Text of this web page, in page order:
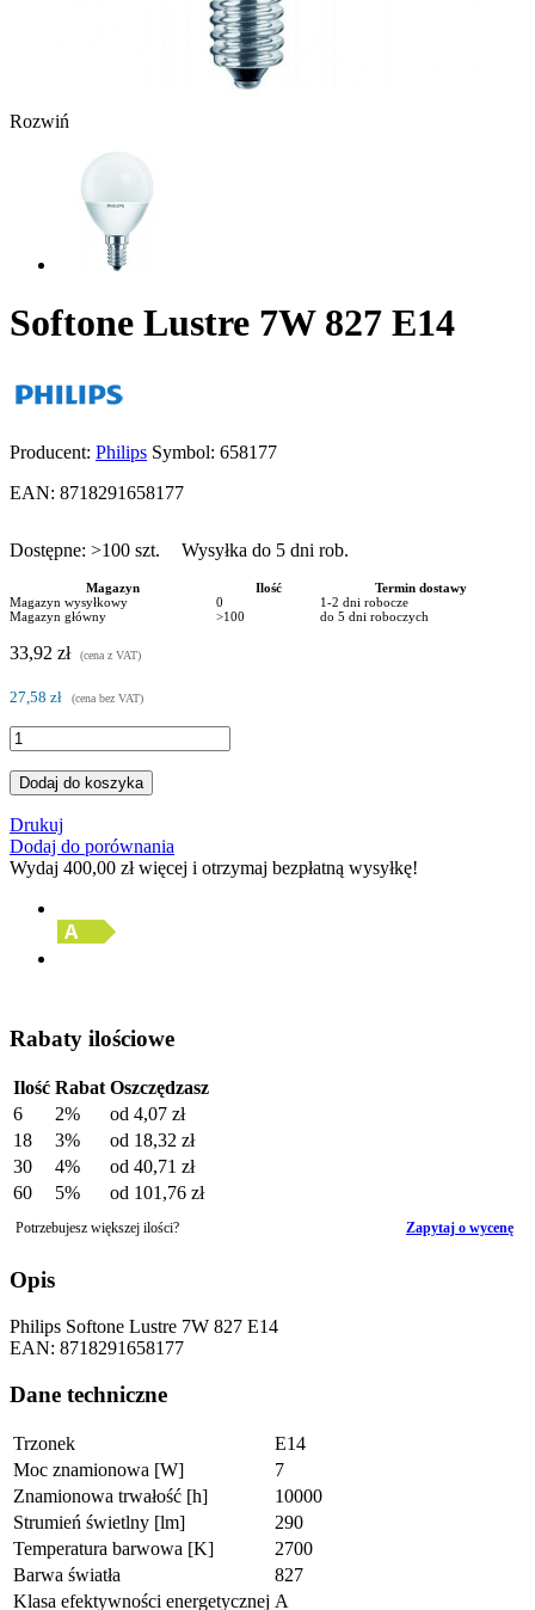
Rozwiń
Softone Lustre 7W 827 E14
Producent: Philips Symbol: 658177
EAN: 8718291658177
Dostępne: >100 szt. Wysyłka do 5 dni rob.
Magazyn Ilość
Termin dostawy
Magazyn wysyłkowy
0
1-2 dni robocze
Magazyn główny
>100 do 5 dni roboczych
33,92 zł (cena z VAT)
27,58 zł (cena bez VAT)
Dodaj do koszyka
Drukuj
Dodaj do porównania
Wydaj 400,00 złwięcej i otrzymaj bezpłatną wysyłkę!
Rabaty ilościowe
Ilość Rabat Oszczędzasz
6
2% od 4,07 zł
18
3% od 18,32 zł
30
4% od 40,71 zł
60
5% od 101,76 zł
Potrzebujesz większej ilości? Zapytaj o wycenę
Opis
Philips Softone Lustre 7W 827 E14
EAN: 8718291658177
Dane techniczne
Trzonek
E14
Moc znamionowa [W]
7
Znamionowa trwałość [h]
10000
Strumień świetlny [lm]
290
Temperatura barwowa [K]
2700
Barwa światła
827
Klasa efektywności energetycznej A